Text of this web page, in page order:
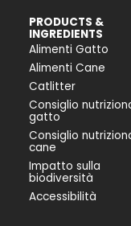
PRODUCTS &
INGREDIENTS
Alimenti Gatto
Alimenti Cane
Catlitter
Consiglio
gatto
Consiglio
cane
Impatto sulla
biodiversità
Accessibilità